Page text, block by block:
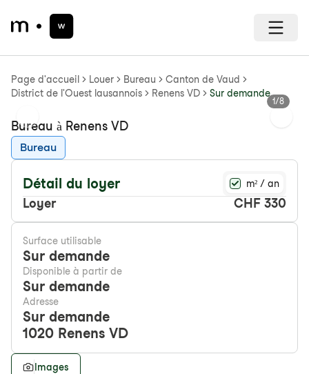
Page d'accueil Louer Bureau
Canton de Vaud
District de l'Ouest lausannois
Renens VD Sur demande
Previous slide
1/8
Bureau à Renens VD
Bureau
Détail du loyer m² / an
Loyer CHF 330
Surface utilisable
Sur demande
Disponible à partir de
Sur demande
Adresse
Sur demande
1020 Renens VD
Images